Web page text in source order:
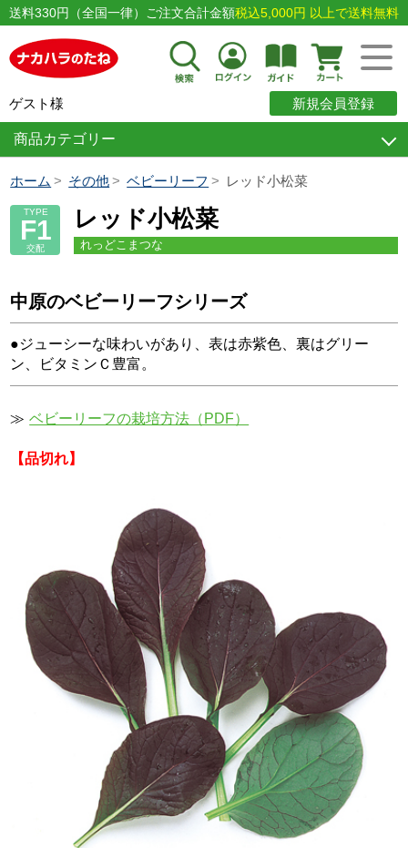
送料330円（全国一律）ご注文合計金額税込5,000円 以上で送料無料
ゲスト様 新規会員登録
商品カテゴリー
ホーム その他 ベビーリーフ レッド小松菜
TYPE
F1
交配
レッド小松菜
れっどこまつな
中原のベビーリーフシリーズ
●ジューシーな味わいがあり、表は赤紫色、裏はグリー
ン、ビタミンＣ豊富。
≫ ベビーリーフの栽培方法（PDF）
【品切れ】